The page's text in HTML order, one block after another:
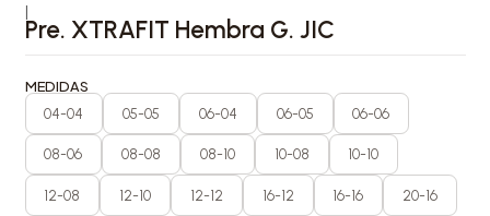
|
Pre. XTRAFIT Hembra G. JIC
MEDIDAS
04-04
05-05 06-04 06-05 06-06
08-06 08-08 08-10 10-08 10-10
12-08 12-10 12-12 16-12 16-16 20-16